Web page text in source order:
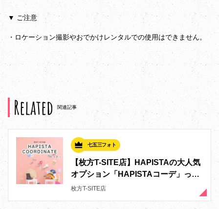
▼ ご注意
・ロケーション撮影やおでかけレンタルでの使用はできません。
Related 関連記事
七五三フォト
【枚方T-SITE店】HAPISTAの大人気
オプション「HAPISTAコーデ」っ
て？👒
枚方T-SITE店